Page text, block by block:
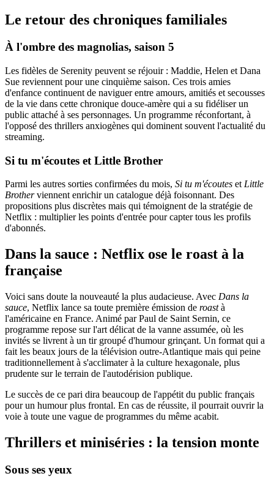
Le retour des chroniques familiales
À l'ombre des magnolias, saison 5
Les fidèles de Serenity peuvent se réjouir : Maddie, Helen et Dana
Sue reviennent pour une cinquième saison. Ces trois amies
d'enfance continuent de naviguer entre amours, amitiés et secousses
de la vie dans cette chronique douce-amère qui a su fidéliser un
public attaché à ses personnages. Un programme réconfortant, à
l'opposé des thrillers anxiogènes qui dominent souvent l'actualité du
streaming.
Si tu m'écoutes et Little Brother
Parmi les autres sorties confirmées du mois, Si tu m'écoutes etLittle
Brotherviennent enrichir un catalogue déjà foisonnant. Des
propositions plus discrètes mais qui témoignent de la stratégie de
Netflix : multiplier les points d'entrée pour capter tous les profils
d'abonnés.
Dans la sauce : Netflix ose le roast à la
française
Voici sans doute la nouveauté la plus audacieuse. Avec Dans la
sauce, Netflix lance sa toute première émission de roastà
l'américaine en France. Animé par Paul de Saint Sernin, ce
programme repose sur l'art délicat de la vanne assumée, où les
invités se livrent à un tir groupé d'humour grinçant. Un format qui a
fait les beaux jours de la télévision outre-Atlantique mais qui peine
traditionnellement à s'acclimater à la culture hexagonale, plus
prudente sur le terrain de l'autodérision publique.
Le succès de ce pari dira beaucoup de l'appétit du public français
pour un humour plus frontal. En cas de réussite, il pourrait ouvrir la
voie à toute une vague de programmes du même acabit.
Thrillers et miniséries : la tension monte
Sous ses yeux